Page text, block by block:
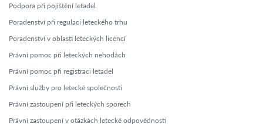
Podpora při pojištění letadel
Poradenství při regulaci leteckého trhu
Poradenství v oblasti leteckých licencí
Právní pomoc při leteckých nehodách
Právní pomoc při registraci letadel
Právní služby pro letecké společnosti
Právní zastoupení při leteckých sporech
Právní zastoupení v otázkách letecké odpovědnosti